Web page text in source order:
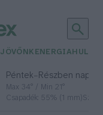
JÖVŐNK ENERGIA
Péntek– Részben
Max 34° / Min 21°
Csapadék: 55% (1 mm)Szél: